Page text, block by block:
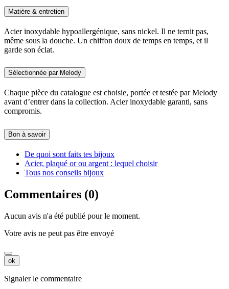
Matière & entretien
Acier inoxydable hypoallergénique, sans nickel. Il ne ternit pas,
même sous la douche. Un chiffon doux de temps en temps, et il
garde son éclat.
Sélectionnée par Melody
Chaque pièce du catalogue est choisie, portée et testée par Melody
avant d’entrer dans la collection. Acier inoxydable garanti, sans
compromis.
Bon à savoir
De quoi sont faits tes bijoux
Acier, plaqué or ou argent : lequel choisir
Tous nos conseils bijoux
Commentaires (0)
Aucun avis n'a été publié pour le moment.
Votre avis ne peut pas être envoyé
ok
Signaler le commentaire